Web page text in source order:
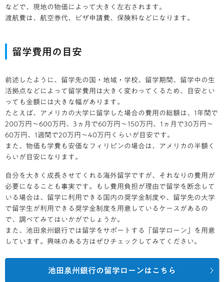
などで、現地の物価によって大きく左右されます。
渡航費は、航空券代、ビザ申請費、保険料などになります。
留学費用の目安
前述したように、留学先の国・地域・学校、留学期間、留学中の生
活拠点などによって留学費用は大きく変わってくるため、目安とい
っても金額には大きな幅があります。
たとえば、アメリカの大学に留学した場合の費用の総額は、1年間で
200万円～600万円、3ヵ月で60万円～150万円、1ヵ月で30万円～
60万円、1週間で20万円～40万円くらいが目安です。
また、物価も学費も安価なフィリピンの場合は、アメリカの半額く
らいが目安になります。
自分を大きく成長させてくれる海外留学ですが、それなりの費用が
必要になることも事実です。もし費用負担が理由で留学を断念して
いる場合は、留学に利用できる国内の奨学金制度や、留学先の大学
で留学生が利用できる奨学金制度を用意しているケースがあるの
で、調べてみてはいかがでしょうか。
また、池田泉州銀行では留学をサポートする「留学ローン」を用意
しています。興味のある方はぜひチェックしてみてください。
池田泉州銀行の留学ローンはこちら